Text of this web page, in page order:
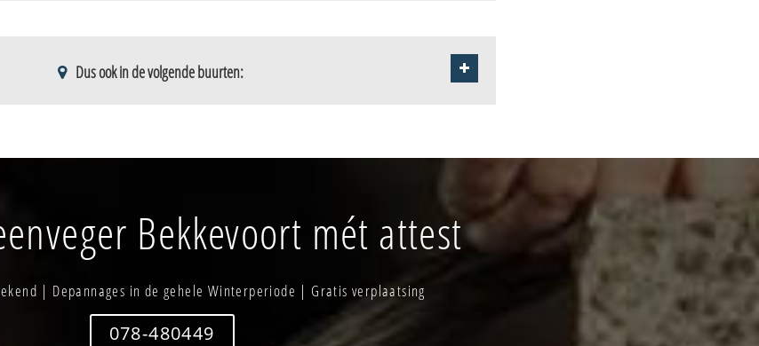
Dus ook in de volgende buurten:
Bekkevoort mét attest
| Depannages in de gehele Winterperiode | Gratis verplaatsing
078-480449